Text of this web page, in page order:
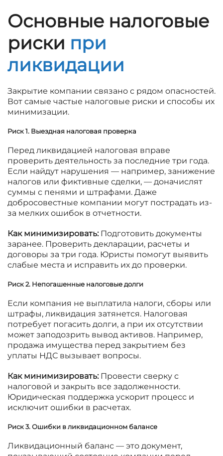
Основные налоговые
риски при
ликвидации
Закрытие компании связано с рядом опасностей.
Вот самые частые налоговые риски и способы их
минимизации.
Риск 1. Выездная налоговая проверка
Перед ликвидацией налоговая вправе
проверить деятельность за последние три года.
Если найдут нарушения — например, занижение
налогов или фиктивные сделки, — доначислят
суммы с пенями и штрафами. Даже
добросовестные компании могут пострадать из-
за мелких ошибок в отчетности.
Как минимизировать:Подготовить документы
заранее. Проверить декларации, расчеты и
договоры за три года. Юристы помогут выявить
слабые места и исправить их до проверки.
Риск 2. Непогашенные налоговые долги
Если компания не выплатила налоги, сборы или
штрафы, ликвидация затянется. Налоговая
потребует погасить долги, а при их отсутствии
может заподозрить вывод активов. Например,
продажа имущества перед закрытием без
уплаты НДС вызывает вопросы.
Как минимизировать:Провести сверку с
налоговой и закрыть все задолженности.
Юридическая поддержка ускорит процесс и
исключит ошибки в расчетах.
Риск 3. Ошибки в ликвидационном балансе
Ликвидационный баланс — это документ,